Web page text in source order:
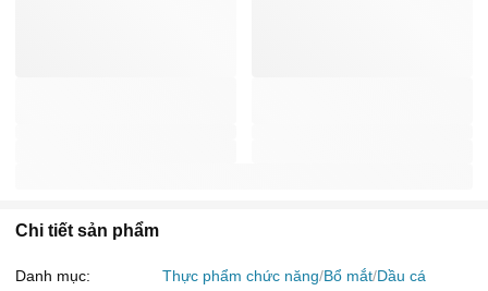
Chi tiết sản phẩm
Danh mục: Thực phẩm chức năng Bổ mắt Dầu cá